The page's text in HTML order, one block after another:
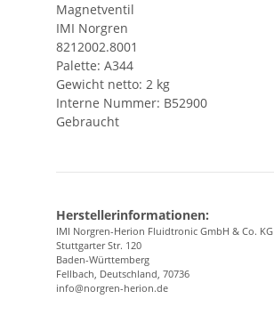
Magnetventil
IMI Norgren
8212002.8001
Palette: A344
Gewicht netto: 2 kg
Interne Nummer: B52900
Gebraucht
Herstellerinformationen:
IMI Norgren-Herion Fluidtronic GmbH & Co. KG
Stuttgarter Str. 120
Baden-Württemberg
Fellbach, Deutschland, 70736
info@norgren-herion.de